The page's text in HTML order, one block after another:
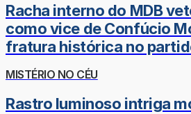
Racha interno do MDB
como vice de Confúcio
fratura histórica no
MISTÉRIO NO CÉU
Rastro luminoso intriga